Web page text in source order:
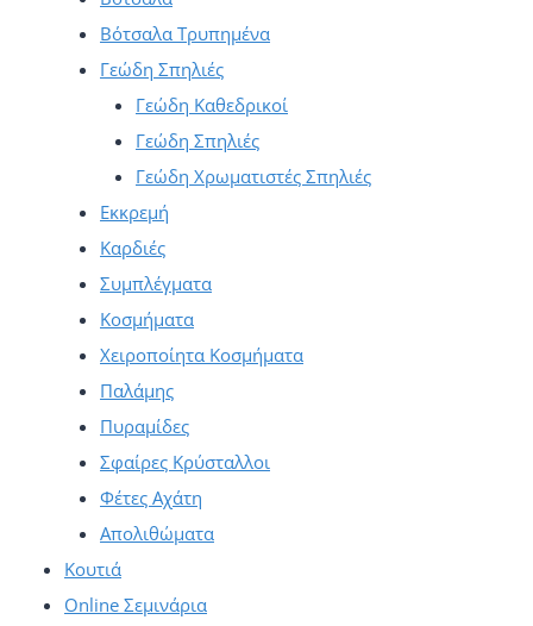
Βότσαλα Τρυπημένα
Γεώδη Σπηλιές
Γεώδη Καθεδρικοί
Γεώδη Σπηλιές
Γεώδη Χρωματιστές Σπηλιές
Εκκρεμή
Καρδιές
Συμπλέγματα
Κοσμήματα
Χειροποίητα Κοσμήματα
Παλάμης
Πυραμίδες
Σφαίρες Κρύσταλλοι
Φέτες Αχάτη
Απολιθώματα
Κουτιά
Online Σεμινάρια